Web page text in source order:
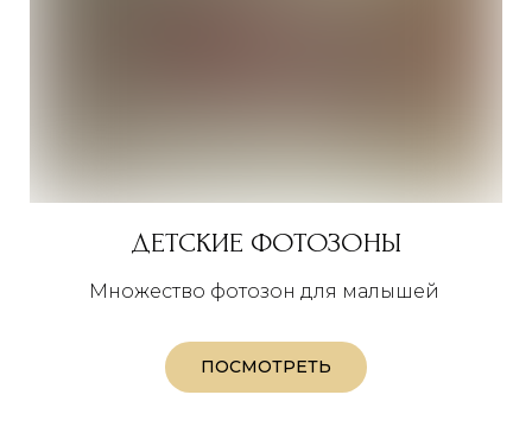
ДЕТСКИЕ ФОТОЗОНЫ
Множество фотозон для малышей
ПОСМОТРЕТЬ